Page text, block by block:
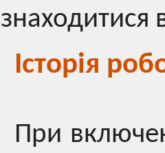
знаходитися
Історія
При